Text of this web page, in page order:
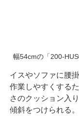
幅54cmの「200-
イスやソファに腰
作業しやすくする
さのクッション入
傾斜をつけられる。